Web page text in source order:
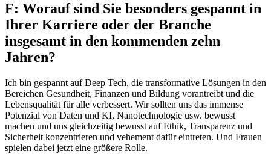
F: Worauf sind Sie besonders gespannt in
Ihrer Karriere oder der Branche
insgesamt in den kommenden zehn
Jahren?
Ich bin gespannt auf Deep Tech, die transformative Lösungen in den
Bereichen Gesundheit, Finanzen und Bildung vorantreibt und die
Lebensqualität für alle verbessert. Wir sollten uns das immense
Potenzial von Daten und KI, Nanotechnologie usw. bewusst
machen und uns gleichzeitig bewusst auf Ethik, Transparenz und
Sicherheit konzentrieren und vehement dafür eintreten. Und Frauen
spielen dabei jetzt eine größere Rolle.